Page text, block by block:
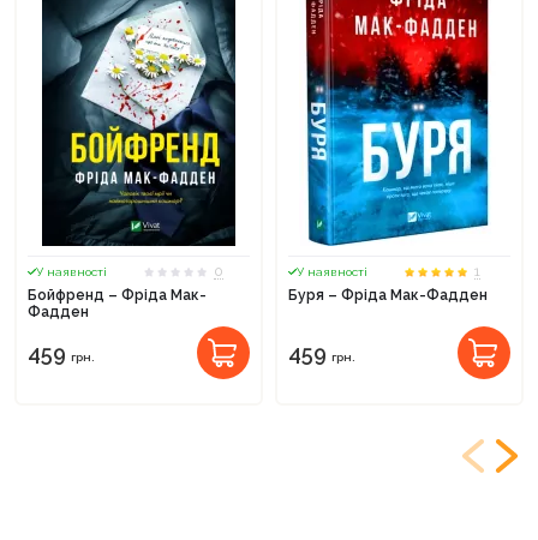
У наявності
0
Бойфренд – Фріда Мак-
Фадден
459 грн.
У наявності
1
Буря – Фріда Мак-Фадден
459 грн.